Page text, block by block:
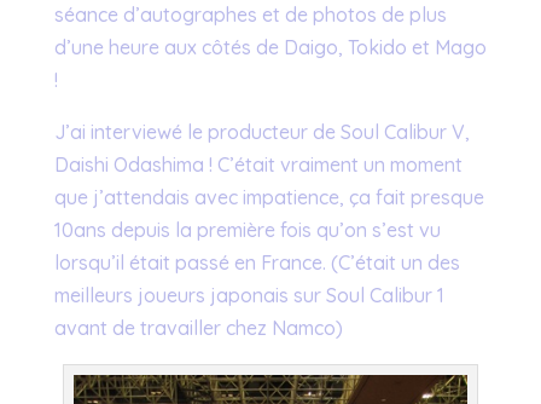
séance d’autographes et de photos de plus
d’une heure aux côtés de Daigo, Tokido et Mago
!
J’ai interviewé le producteur de Soul Calibur V,
Daishi Odashima ! C’était vraiment un moment
que j’attendais avec impatience, ça fait presque
10ans depuis la première fois qu’on s’est vu
lorsqu’il était passé en France. (C’était un des
meilleurs joueurs japonais sur Soul Calibur 1
avant de travailler chez Namco)